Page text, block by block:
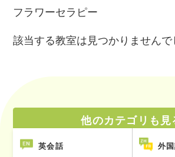
フラワーセラピー
該当する教室は見つかりませんで
他のカテゴリも見
英会話 外